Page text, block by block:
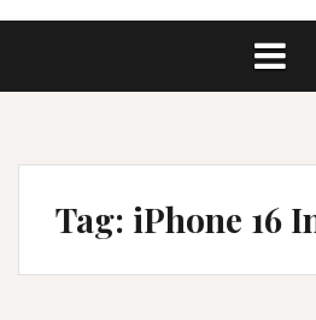
Tag: iPhone 16